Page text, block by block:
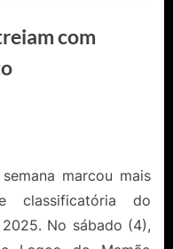
com
marcou mais
classificatória do
No sábado (4),